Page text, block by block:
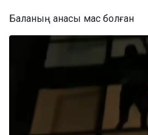
Баланың анасы мас болған